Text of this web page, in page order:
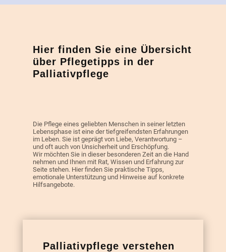
Hier finden Sie eine Übersicht
über Pflegetipps in der
Palliativpflege
Die Pflege eines geliebten Menschen in seiner letzten
Lebensphase ist eine der tiefgreifendsten Erfahrungen
im Leben. Sie ist geprägt von Liebe, Verantwortung –
und oft auch von Unsicherheit und Erschöpfung.
Wir möchten Sie in dieser besonderen Zeit an die Hand
nehmen und Ihnen mit Rat, Wissen und Erfahrung zur
Seite stehen. Hier finden Sie praktische Tipps,
emotionale Unterstützung und Hinweise auf konkrete
Hilfsangebote.
Palliativpflege verstehen